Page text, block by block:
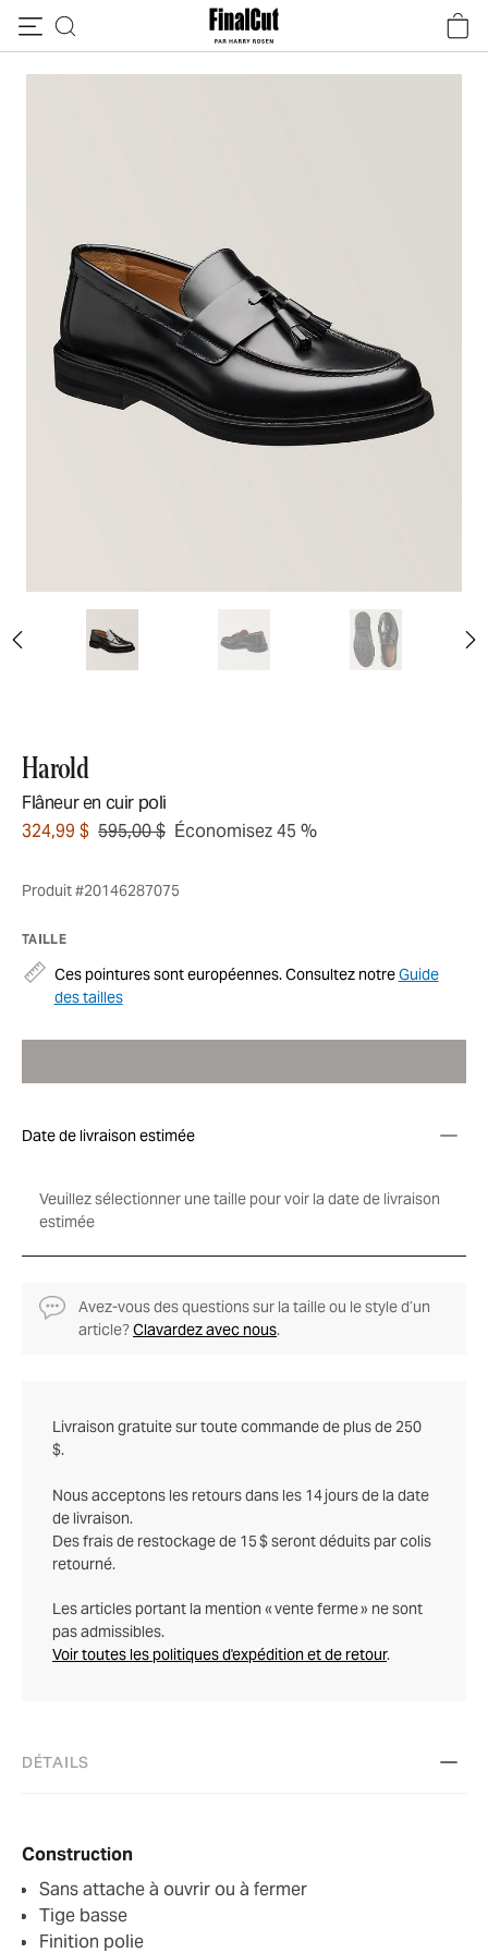
Harold
Flâneur en cuir poli
324,99 $ 595,00 $ Économisez 45 %
Produit #20146287075
TAILLE
Ces pointures sont européennes. Consultez notreGuide
des tailles
Date de livraison estimée
Veuillez sélectionner une taille pour voir la date de livraison
estimée
Avez-vous des questions sur la taille ou le style d’un
article?Clavardez avec nous.
Livraison gratuite sur toute commande de plus de 250
$.
Nous acceptons les retours dans les 14 jours de la date
de livraison.
Des frais de restockage de 15 $ seront déduits par colis
retourné.
Les articles portant la mention « vente ferme » ne sont
pas admissibles.
Voir toutes les politiques d'expédition et de retour.
DÉTAILS
Construction
Sans attache à ouvrir ou à fermer
Tige basse
Finition polie